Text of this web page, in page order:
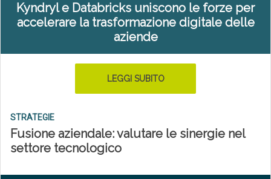
Kyndryl e Databricks uniscono le forze per
accelerare la trasformazione digitale delle
aziende
LEGGI SUBITO
STRATEGIE
Fusione aziendale: valutare le sinergie nel
settore tecnologico